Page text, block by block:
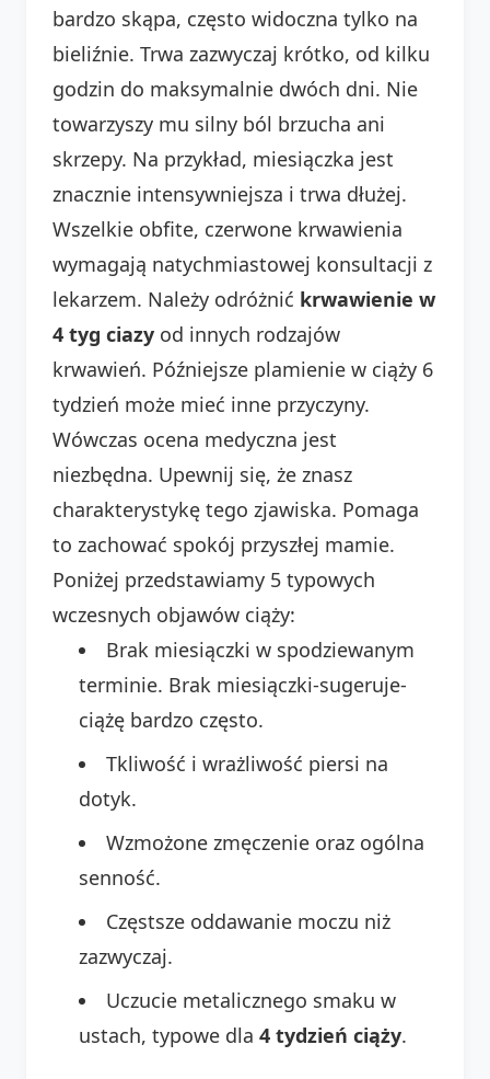
bardzo skąpa, często widoczna tylko na
bieliźnie. Trwa zazwyczaj krótko, od kilku
godzin do maksymalnie dwóch dni. Nie
towarzyszy mu silny ból brzucha ani
skrzepy. Na przykład, miesiączka jest
znacznie intensywniejsza i trwa dłużej.
Wszelkie obfite, czerwone krwawienia
wymagają natychmiastowej konsultacji z
lekarzem. Należy odróżnić krwawienie w
4 tyg ciazy od innych rodzajów
krwawień. Późniejsze plamienie w ciąży 6
tydzień może mieć inne przyczyny.
Wówczas ocena medyczna jest
niezbędna. Upewnij się, że znasz
charakterystykę tego zjawiska. Pomaga
to zachować spokój przyszłej mamie.
Poniżej przedstawiamy 5 typowych
wczesnych objawów ciąży:
Brak miesiączki w spodziewanym
terminie. Brak miesiączki-sugeruje-
ciążę bardzo często.
Tkliwość i wrażliwość piersi na
dotyk.
Wzmożone zmęczenie oraz ogólna
senność.
Częstsze oddawanie moczu niż
zazwyczaj.
Uczucie metalicznego smaku w
ustach, typowe dla 4 tydzień ciąży.